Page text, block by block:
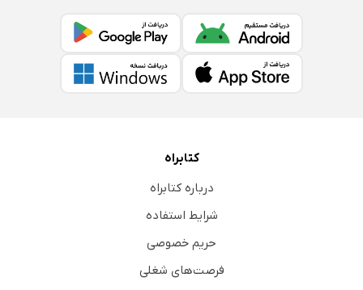
کتابراه
درباره کتابراه
شرایط استفاده
حریم خصوصی
فرصت‌های شغلی